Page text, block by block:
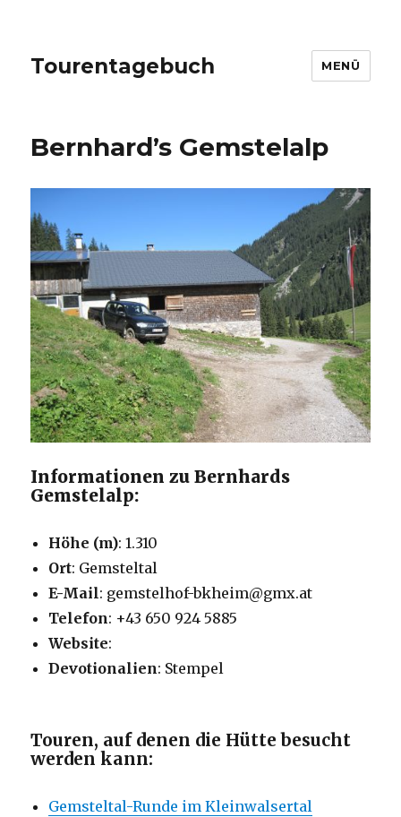
Tourentagebuch MENÜ
Bernhard’s Gemstelalp
Informationen zu Bernhards
Gemstelalp:
Höhe (m): 1.310
Ort: Gemsteltal
E-Mail: gemstelhof-bkheim@gmx.at
Telefon: +43 650 924 5885
Website:
Devotionalien: Stempel
Touren, auf denen die Hütte besucht
werden kann:
Gemsteltal-Runde im Kleinwalsertal